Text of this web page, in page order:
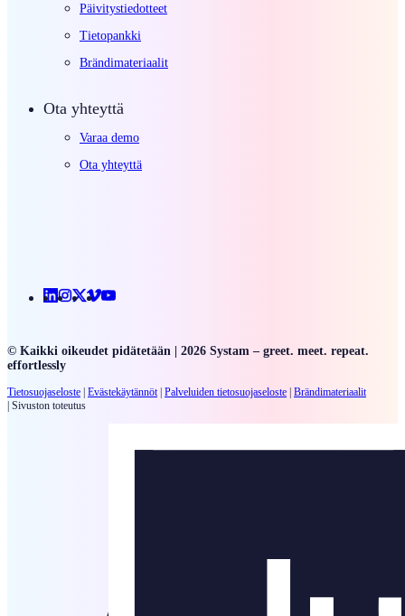
Päivitystiedotteet
Tietopankki
Brändimateriaalit
Ota yhteyttä
Varaa demo
Ota yhteyttä
Linkedin
Instagram
X VimeoYoutube
© Kaikki oikeudet pidätetään | 2026 Systam – greet. meet. repeat.
effortlessly
Tietosuojaseloste | Evästekäytännöt | Palveluiden tietosuojaseloste | Brändimateriaalit
| Sivuston toteutus